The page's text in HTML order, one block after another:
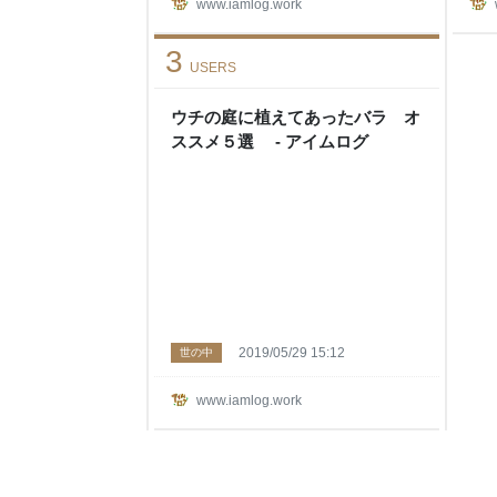
www.iamlog.work
ウチの庭に植えてあったバラ オ
ススメ５選 - アイムログ
3 USERS
www.iamlog.work
世の中 2019/05/29 15:12